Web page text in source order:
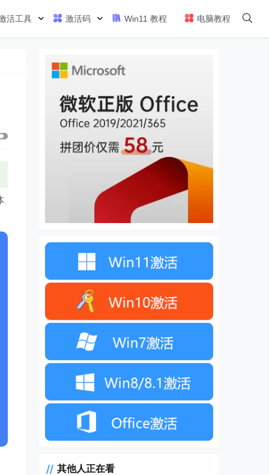
活工具 激活码 Win11 教程 电脑教程
其他人正在看